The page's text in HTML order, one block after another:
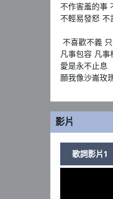
不作害羞的事
不輕易發怒 不
凡事包容 凡
愛是永不止息
願我像沙崙玫
影片
歌詞影片1